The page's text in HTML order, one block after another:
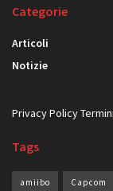
Categorie
Articoli
Notizie
Privacy Policy
Tags
amiibo Capcom